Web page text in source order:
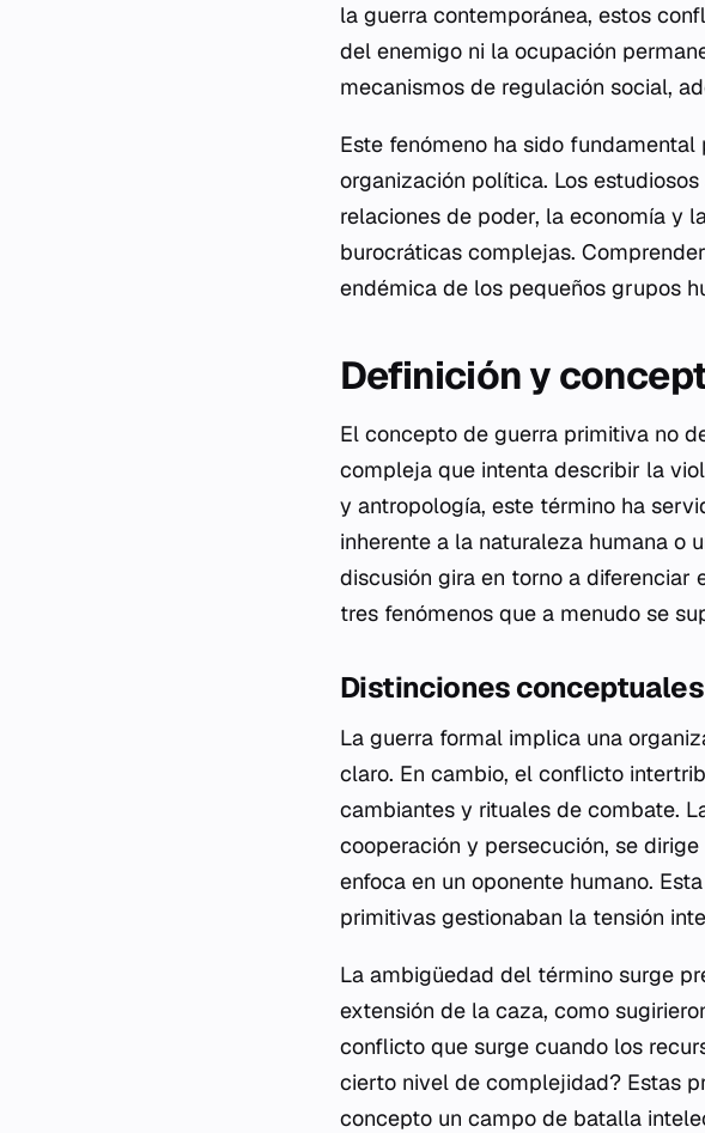
la guerra contemporánea, estos
del enemigo ni la ocupación
mecanismos de regulación social,
Este fenómeno ha sido
organización política. Los
relaciones de poder, la economía y
burocráticas complejas.
endémica de los pequeños grupos
Definición y
El concepto de guerra primitiva no
compleja que intenta describir la
y antropología, este término ha
inherente a la naturaleza humana o
discusión gira en torno a
tres fenómenos que a menudo se
Distinciones conceptuales
La guerra formal implica una
claro. En cambio, el conflicto
cambiantes y rituales de combate.
cooperación y persecución, se
enfoca en un oponente humano.
primitivas gestionaban la tensión
La ambigüedad del término surge
extensión de la caza, como
conflicto que surge cuando los
cierto nivel de complejidad? Estas
concepto un campo de batalla